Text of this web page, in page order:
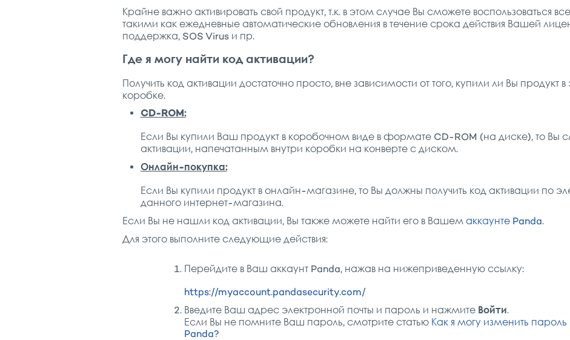
Крайне важно активировать свой продукт, т.к. в этом случае Вы сможете воспользоваться
такими как ежедневные автоматические обновления в течение срока действия Вашей
поддержка, SOS Virus и пр.
Где я могу найти код активации?
Получить код активации достаточно просто, вне зависимости от того, купили ли Вы продукт
коробке.
CD-ROM:
Если Вы купили Ваш продукт в коробочном виде в формате CD-ROM (на диске), то Вы
активации, напечатанным внутри коробки на конверте с диском.
Онлайн-покупка:
Если Вы купили продукт в онлайн-магазине, то Вы должны получить код активации по
данного интернет-магазина.
Если Вы не нашли код активации, Вы также можете найти его в Вашем аккаунте Panda.
Для этого выполните следующие действия:
Перейдите в Ваш аккаунт Panda, нажав на нижеприведенную ссылку:
https://myaccount.pandasecurity.com/
Введите Ваш адрес электронной почты и пароль и нажмите Войти.
Если Вы не помните Ваш пароль, смотрите статью Как я могу изменить
Panda?